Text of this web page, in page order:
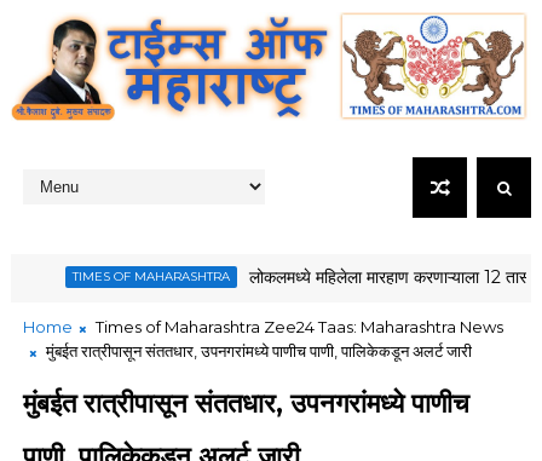
TIMES OF MAHARASHTRA लोकलमध्ये महिलेला मारहाण करणाऱ्याला 12 तासात
Home
Times of Maharashtra Zee24 Taas: Maharashtra News
मुंबईत रात्रीपासून संततधार, उपनगरांमध्ये पाणीच पाणी, पालिकेकडून अलर्ट जारी
मुंबईत रात्रीपासून संततधार, उपनगरांमध्ये पाणीच